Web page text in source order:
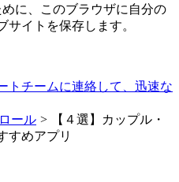
に、このブラウザに自分の
イトを保存します。
トチームに連絡して、迅速な
ール > 【４選】カップル・
すめアプリ